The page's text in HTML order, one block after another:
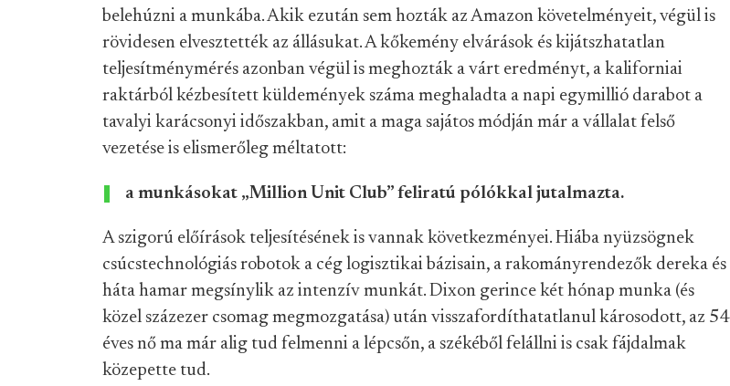
belehúzni a munkába. Akik ezután sem hozták az Amazon követelményeit, végül is
rövidesen elvesztették az állásukat. A kőkemény elvárások és kijátszhatatlan
teljesítménymérés azonban végül is meghozták a várt eredményt, a kaliforniai
raktárból kézbesített küldemények száma meghaladta a napi egymillió darabot a
tavalyi karácsonyi időszakban, amit a maga sajátos módján már a vállalat felső
vezetése is elismerőleg méltatott:
a munkásokat „Million Unit Club” feliratú pólókkal jutalmazta.
A szigorú előírások teljesítésének is vannak következményei. Hiába nyüzsögnek
csúcstechnológiás robotok a cég logisztikai bázisain, a rakományrendezők dereka és
háta hamar megsínylik az intenzív munkát. Dixon gerince két hónap munka (és
közel százezer csomag megmozgatása) után visszafordíthatatlanul károsodott, az 54
éves nő ma már alig tud felmenni a lépcsőn, a székéből felállni is csak fájdalmak
közepette tud.